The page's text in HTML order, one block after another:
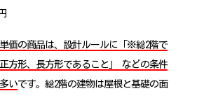
価の商品は、設計ルールに「※総2階で
方形、長方形であること」 などの条件
いです。総2階の建物は屋根と基礎の面